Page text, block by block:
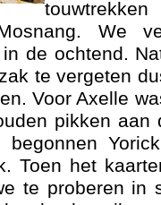
We
de ochtend.
te vergeten
Voor Axelle
pikken aan
begonnen
Toen het
te proberen in